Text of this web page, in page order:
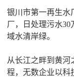
银川市第一再生水
厂，日处理污水30
域水清岸绿。
从长江之畔到黄河
程，无数企业以科